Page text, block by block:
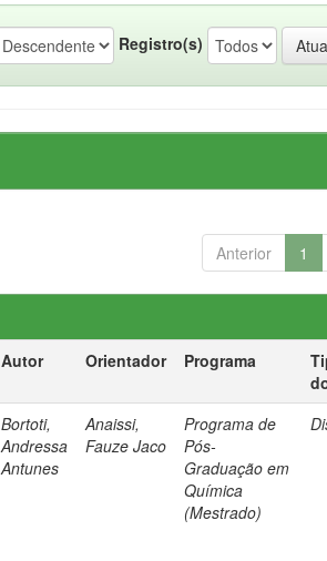
Registro(s)
Anterior 1
Autor Orientador Programa
Bortoti,
Andressa
Antunes
Anaissi,
Fauze Jaco
Programa de
Pós-
Graduação em
Química
(Mestrado)